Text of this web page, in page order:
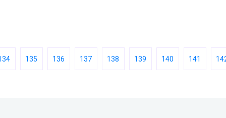
135 136 137 138 139 140 141